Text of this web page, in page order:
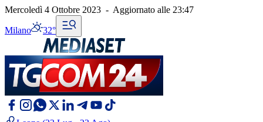
Mercoledì 4 Ottobre 2023 - Aggiornato alle 23:47
Milano 32°